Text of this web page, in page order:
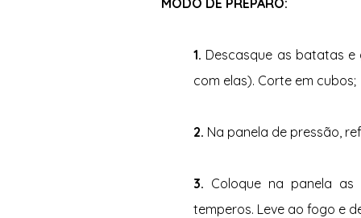
1. Descasque as batatas
com elas). Corte em cubos;
2. Na panela de pressão,
3. Coloque na panela
temperos. Leve ao fogo e